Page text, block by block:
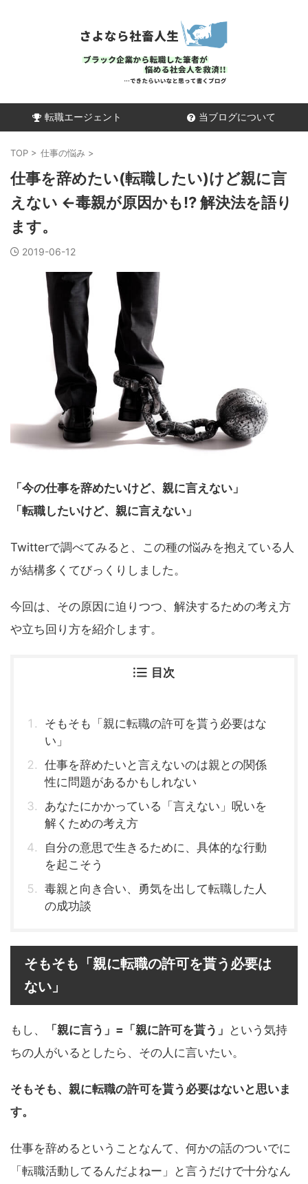
転職エージェント 当ブログについて
TOP > 仕事の悩み >
仕事を辞めたい(転職したい)けど親に言
えない ←毒親が原因かも!? 解決法を語り
ます。
2019-06-12
「今の仕事を辞めたいけど、親に言えない」
「転職したいけど、親に言えない」
Twitterで調べてみると、この種の悩みを抱えている人
が結構多くてびっくりしました。
今回は、その原因に迫りつつ、解決するための考え方
や立ち回り方を紹介します。
目次
そもそも「親に転職の許可を貰う必要はな
い」
仕事を辞めたいと言えないのは親との関係
性に問題があるかもしれない
あなたにかかっている「言えない」呪いを
解くための考え方
自分の意思で生きるために、具体的な行動
を起こそう
毒親と向き合い、勇気を出して転職した人
の成功談
そもそも「親に転職の許可を貰う必要は
ない」
もし、 「親に言う」=「親に許可を貰う」 という気持
ちの人がいるとしたら、その人に言いたい。
そもそも、親に転職の許可を貰う必要はないと思いま
す。
仕事を辞めるということなんて、何かの話のついでに
「転職活動してるんだよねー」と言うだけで十分なん